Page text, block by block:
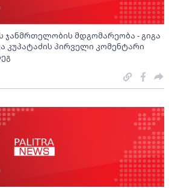
ჯანმრთელობის მდგომარეობა - გიგა
კუპატაძის პირველი კომენტარი